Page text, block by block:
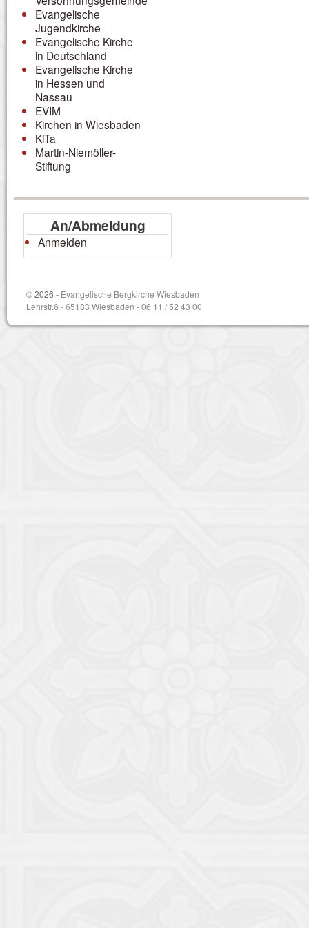
Evangelische
Jugendkirche
Evangelische Kirche
in Deutschland
Evangelische Kirche
in Hessen und
Nassau
EVIM
Kirchen in Wiesbaden
KiTa
Martin-Niemöller-
Stiftung
An/Abmeldung
Anmelden
© 2026 - Evangelische Bergkirche Wiesbaden
Lehrstr.6 - 65183 Wiesbaden - 06 11 / 52 43 00